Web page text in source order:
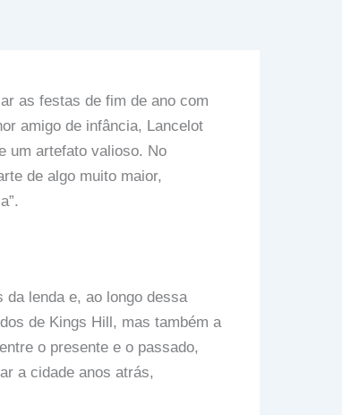
as festas de fim de ano com
amigo de infância, Lancelot
um artefato valioso. No
de algo muito maior,
lenda e, ao longo dessa
de Kings Hill, mas também a
o presente e o passado,
a cidade anos atrás,